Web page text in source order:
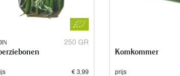
250 GR
€ 3,99
Komkommer
prijs